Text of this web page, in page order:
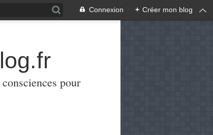
Connexion + Créer mon blog
pour